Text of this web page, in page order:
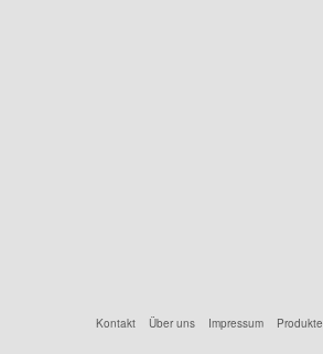
Kontakt Über uns Impressum Produkte